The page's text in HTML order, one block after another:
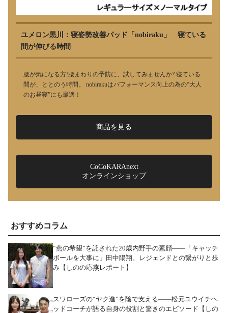
ユメロン黒川：寝姿勢改善パッド「nobiraku」 寝ている
間が伸びる時間
腰が気になる方!腰まわりの予防に、試してみませんか? 寝ている
間が、ととのう時間。 nobirakuはパフォーマンス向上の為の“大人
のお昼寝”にも最適！
商品を見る
CoCoKARAnext
オンラインショップ
おすすめコラム
“燕の希望”を託された20歳内野手の素顔――「キャッチ
ボールを大事に」田中陽翔、レジェンドとの繋がりと歩
み【しのの応燕レポート】
スワローズの“ヤク進”を陰で支える――松元ユウイチヘ
ッドコーチが語る自身の役割と驚きのエピソード【しの